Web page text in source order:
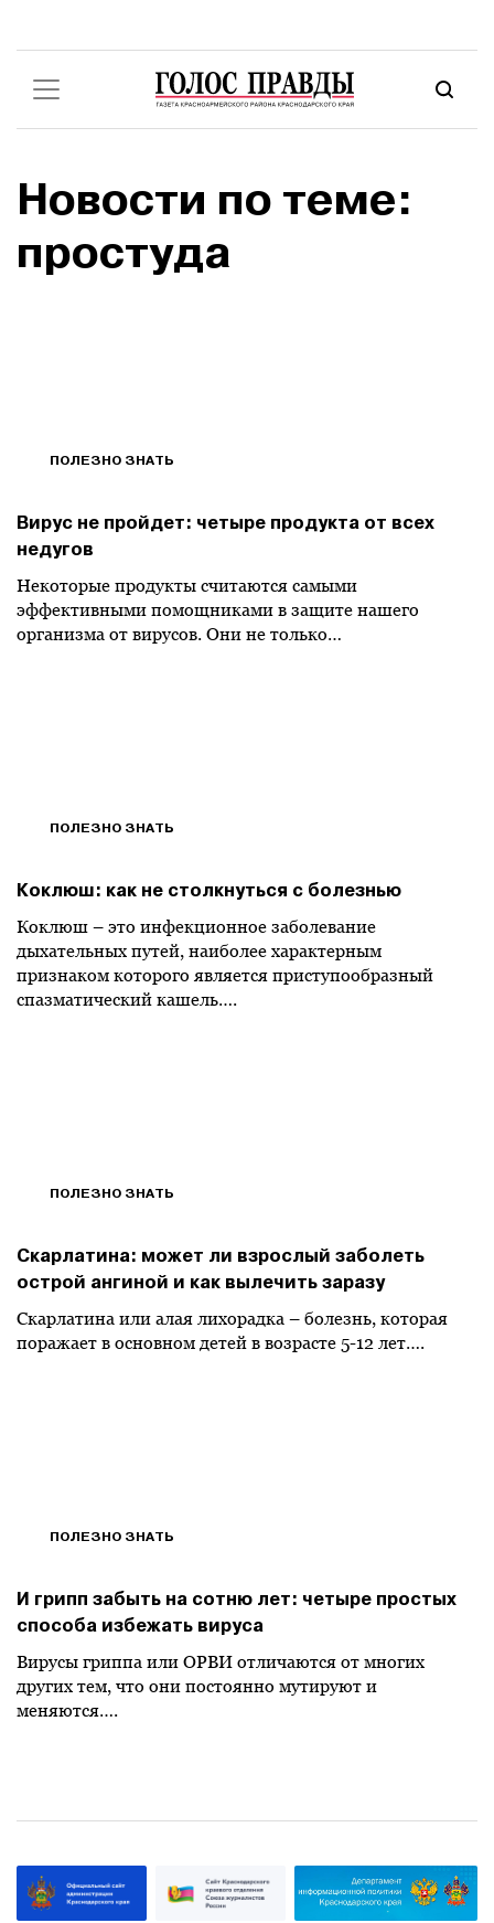
Новости по теме:
простуда
ПОЛЕЗНО ЗНАТЬ
Вирус не пройдет: четыре продукта от всех
недугов
Некоторые продукты считаются самыми
эффективными помощниками в защите нашего
организма от вирусов. Они не только…
ПОЛЕЗНО ЗНАТЬ
Коклюш: как не столкнуться с болезнью
Коклюш – это инфекционное заболевание
дыхательных путей, наиболее характерным
признаком которого является приступообразный
спазматический кашель….
ПОЛЕЗНО ЗНАТЬ
Cкарлатина: может ли взрослый заболеть
острой ангиной и как вылечить заразу
Скарлатина или алая лихорадка – болезнь, которая
поражает в основном детей в возрасте 5-12 лет….
ПОЛЕЗНО ЗНАТЬ
И грипп забыть на сотню лет: четыре простых
способа избежать вируса
Вирусы гриппа или ОРВИ отличаются от многих
других тем, что они постоянно мутируют и
меняются….